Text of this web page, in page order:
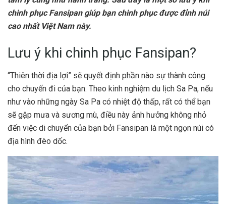
chinh phục Fansipan giúp bạn chinh phục được đỉnh núi
cao nhất Việt Nam này.
Lưu ý khi chinh phục Fansipan?
“Thiên thời địa lợi” sẽ quyết định phần nào sự thành công
cho chuyến đi của bạn. Theo kinh nghiệm du lịch Sa Pa, nếu
như vào những ngày Sa Pa có nhiệt độ thấp, rất có thể bạn
sẽ gặp mưa và sương mù, điều này ảnh hưởng không nhỏ
đến việc di chuyển của bạn bởi Fansipan là một ngọn núi có
địa hình đèo dốc.